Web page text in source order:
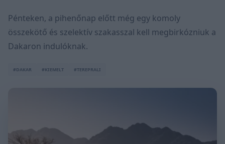
Pénteken, a pihenőnap előtt még egy komoly
összekötő és szelektív szakasszal kell megbirkózniuk a
Dakaron indulóknak.
#DAKAR #KIEMELT #TEREPRALI